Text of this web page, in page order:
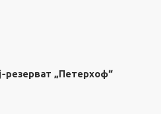
резерват „Петерхоф“